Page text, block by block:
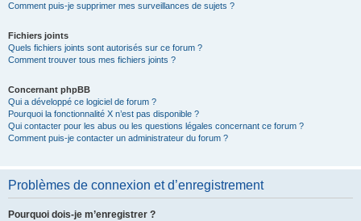
Comment puis-je supprimer mes surveillances de sujets ?
Fichiers joints
Quels fichiers joints sont autorisés sur ce forum ?
Comment trouver tous mes fichiers joints ?
Concernant phpBB
Qui a développé ce logiciel de forum ?
Pourquoi la fonctionnalité X n’est pas disponible ?
Qui contacter pour les abus ou les questions légales concernant ce forum ?
Comment puis-je contacter un administrateur du forum ?
Problèmes de connexion et d’enregistrement
Pourquoi dois-je m’enregistrer ?